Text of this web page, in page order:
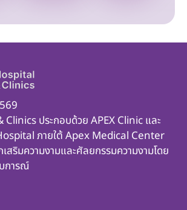
Clinics ประกอบด้วย APEX Clinic และ
ภายใต้ Apex Medical Center
สริมความงามและศัลยกรรมความงามโดย
การณ์